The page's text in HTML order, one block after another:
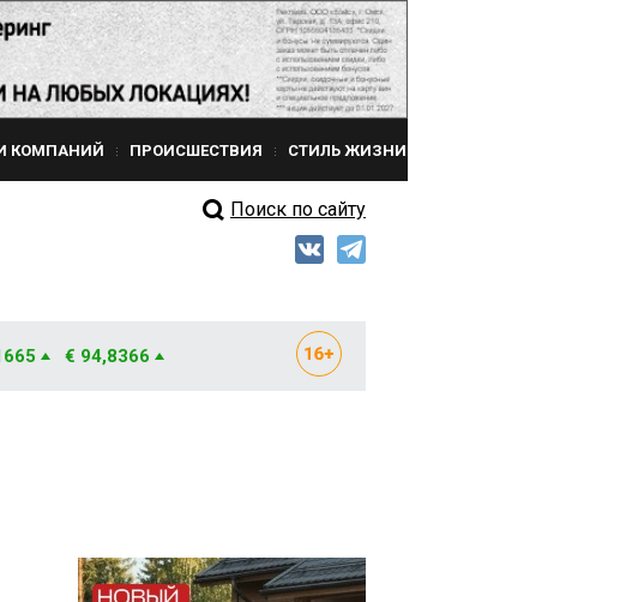
КОМПАНИЙ ПРОИСШЕСТВИЯ СТИЛЬ ЖИЗНИ
Поиск по сайту
€ 94,8366